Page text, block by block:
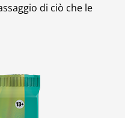
di ciò che le